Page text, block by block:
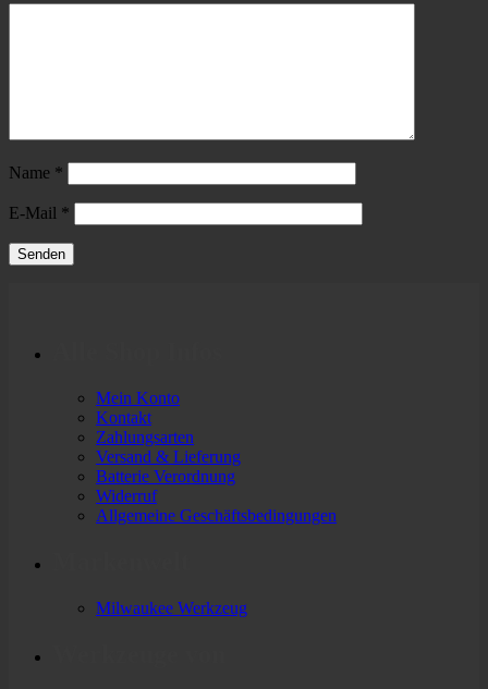
Name *
E-Mail *
Mein Konto
Kontakt
Zahlungsarten
Versand & Lieferung
Batterie Verordnung
Widerruf
Allgemeine Geschäftsbedingungen
Milwaukee Werkzeug